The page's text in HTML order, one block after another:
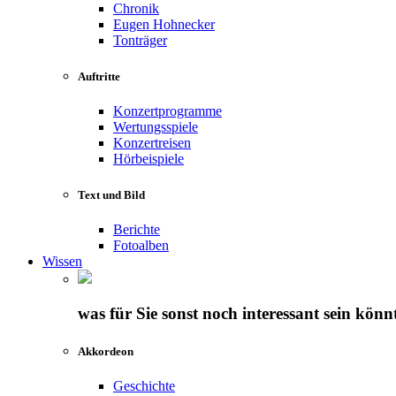
Chronik
Eugen Hohnecker
Tonträger
Auftritte
Konzertprogramme
Wertungsspiele
Konzertreisen
Hörbeispiele
Text und Bild
Berichte
Fotoalben
Wissen
was für Sie sonst noch interessant sein
Akkordeon
Geschichte